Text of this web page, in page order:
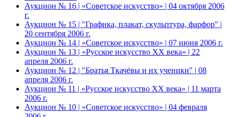
Аукцион № 16 | «Советское искусство» | 04 октября 2006
г.
Аукцион № 15 | "Графика, плакат, скульптура, фарфор" |
20 сентября 2006 г.
Аукцион № 14 | «Советское искусство» | 07 июня 2006 г.
Аукцион № 13 | «Русское искусство ХХ века» | 22
апреля 2006 г.
Аукцион № 12 | "Братья Ткачёвы и их ученики" | 08
апреля 2006 г.
Аукцион № 11 | «Русское искусство ХХ века» | 11 марта
2006 г.
Аукцион № 10 | «Советское искусство» | 04 февраля